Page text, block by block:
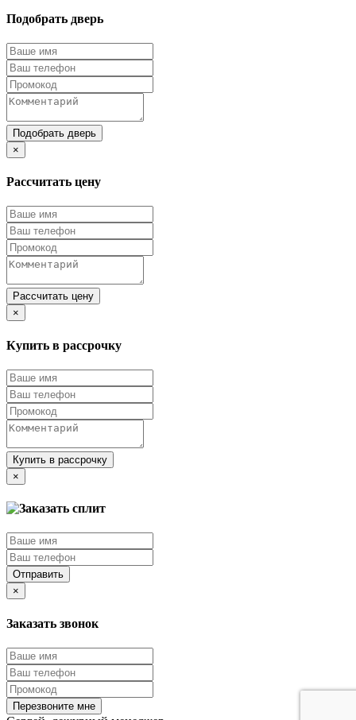
Подобрать дверь
Подобрать дверь
×
Рассчитать цену
Рассчитать цену
×
Купить в рассрочку
Купить в рассрочку
×
Отправить
×
Заказать звонок
Перезвоните мне